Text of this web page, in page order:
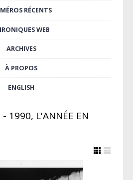
RÉCENTS
WEB
ARCHIVES
À PROPOS
ENGLISH
1990, L'ANNÉE EN